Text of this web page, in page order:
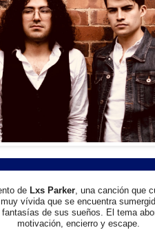
de Lxs Parker, una canción que
vívida que se encuentra
de sus sueños. El tema
motivación, encierro y escape.